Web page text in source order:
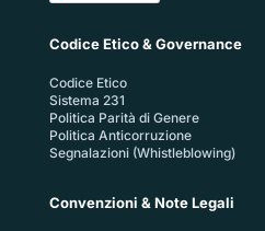
Codice Etico & Governance
Codice Etico
Sistema 231
Politica Parità di Genere
Politica Anticorruzione
Segnalazioni (Whistleblowing)
Convenzioni & Note Legali